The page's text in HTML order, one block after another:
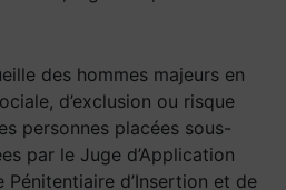
des hommes majeurs en
d’exclusion ou risque
personnes placées sous-
par le Juge d’Application
Pénitentiaire d’Insertion et de